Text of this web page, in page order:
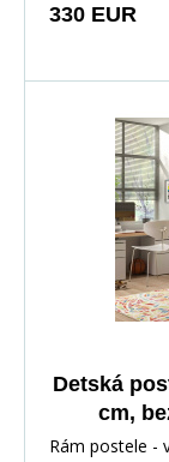
330 EUR
Detská
cm,
Rám postele -